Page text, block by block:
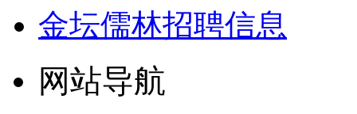
金坛儒林招聘信息
网站导航